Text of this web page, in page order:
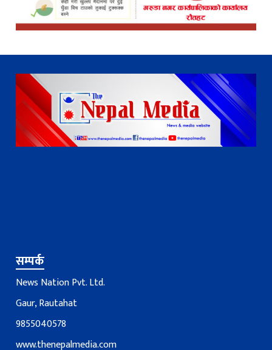
सम्पर्क
News Nation Pvt. Ltd.
Gaur, Rautahat
9855040578
www.thenepalmedia.com